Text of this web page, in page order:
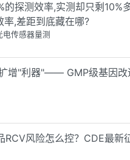
的探测效率,实测却只剩10%
率,差距到底藏在哪?
传感器量测
增"利器"—— GMP级基因改
RCV风险怎么控？CDE最新